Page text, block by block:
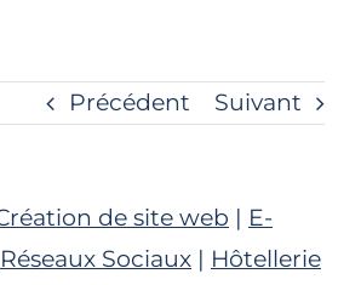
Précédent Suivant
de site web | E-
Réseaux Sociaux| Hôtellerie